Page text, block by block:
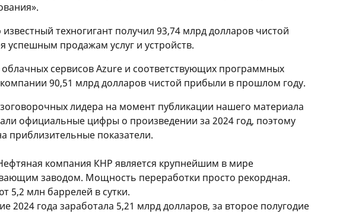
техногигант получил 93,74 млрд долларов чистой
успешным продажам услуг и устройств.
облачных сервисов Azure и соответствующих программных
90,51 млрд долларов чистой прибыли в прошлом году.
лидера на момент публикации нашего материала
официальные цифры о произведении за 2024 год, поэтому
приблизительные показатели.
компания КНР является крупнейшим в мире
заводом. Мощность переработки просто рекордная.
5,2 млн баррелей в сутки.
2024 года заработала 5,21 млрд долларов, за второе полугодие